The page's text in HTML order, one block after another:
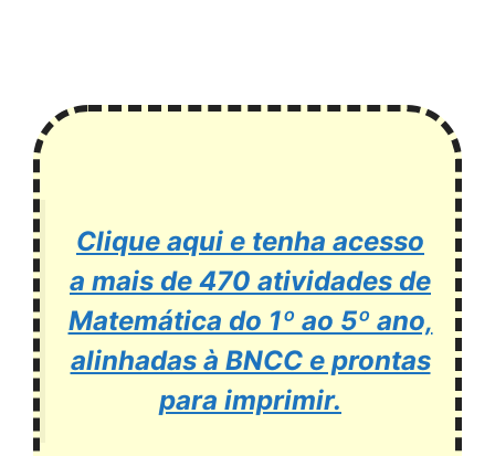
Clique aqui e tenha acesso
a mais de 470 atividades de
Matemática do 1º ao 5º ano,
alinhadas à BNCC e prontas
para imprimir.